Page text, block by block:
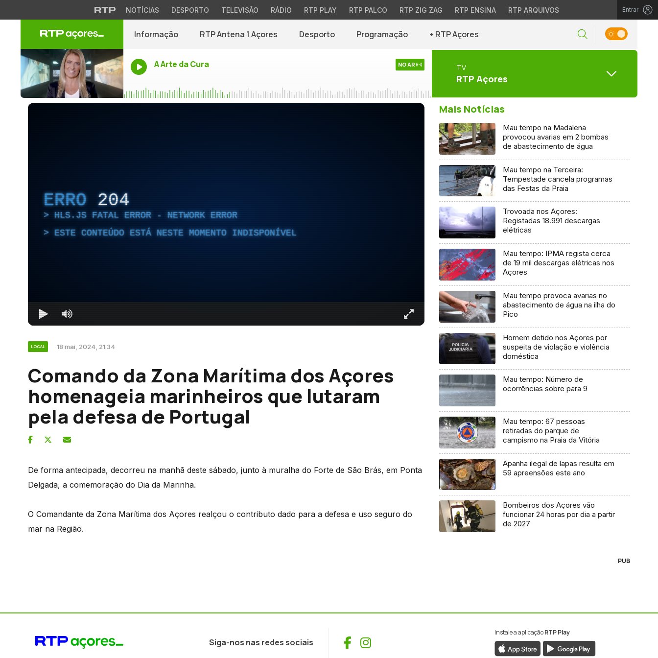
NOTÍCIAS DESPORTO TELEVISÃO RÁDIO RTP PLAY RTP PALCO RTP ZIG ZAG RTP ENSINA RTP ARQUIVOS Entrar
Informação RTP Antena 1 Açores Desporto Programação + RTP Açores
A Arte da Cura NO AR TV
RTP Açores
ERRO 204
HLS.JS FATAL ERROR - NETWORK ERROR
ESTE CONTEÚDO ESTÁ NESTE MOMENTO INDISPONÍVEL
LOCAL 18 mai, 2024, 21:34
Comando da Zona Marítima dos Açores
homenageia marinheiros que lutaram
pela defesa de Portugal
De forma antecipada, decorreu na manhã deste sábado, junto à muralha do Forte de São Brás, em Ponta
Delgada, a comemoração do Dia da Marinha.
O Comandante da Zona Marítima dos Açores realçou o contributo dado para a defesa e uso seguro do
mar na Região.
Mais Notícias
Mau tempo na Madalena
provocou avarias em 2 bombas
de abastecimento de água
Mau tempo na Terceira:
Tempestade cancela programas
das Festas da Praia
Trovoada nos Açores:
Registadas 18.991 descargas
elétricas
Mau tempo: IPMA regista cerca
de 19 mil descargas elétricas nos
Açores
Mau tempo provoca avarias no
abastecimento de água na ilha do
Pico
Homem detido nos Açores por
suspeita de violação e violência
doméstica
Mau tempo: Número de
ocorrências sobre para 9
Mau tempo: 67 pessoas
retiradas do parque de
campismo na Praia da Vitória
Apanha ilegal de lapas resulta em
59 apreensões este ano
Bombeiros dos Açores vão
funcionar 24 horas por dia a partir
de 2027
PUB
Siga-nos nas redes sociais Facebook
Instagram
Instale a aplicaçãoRTP Play